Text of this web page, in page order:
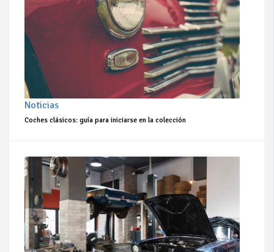
Noticias
Coches clásicos: guía para iniciarse en la colección